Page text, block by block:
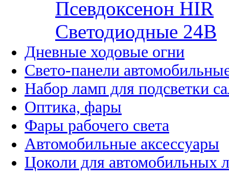
Псевдоксенон HIR
Cветодиодные 24B
Дневные ходовые огни
Свето-панели
Набор ламп для подсветки
Оптика, фары
Фары рабочего света
Автомобильные аксессуары
Цоколи для автомобильных